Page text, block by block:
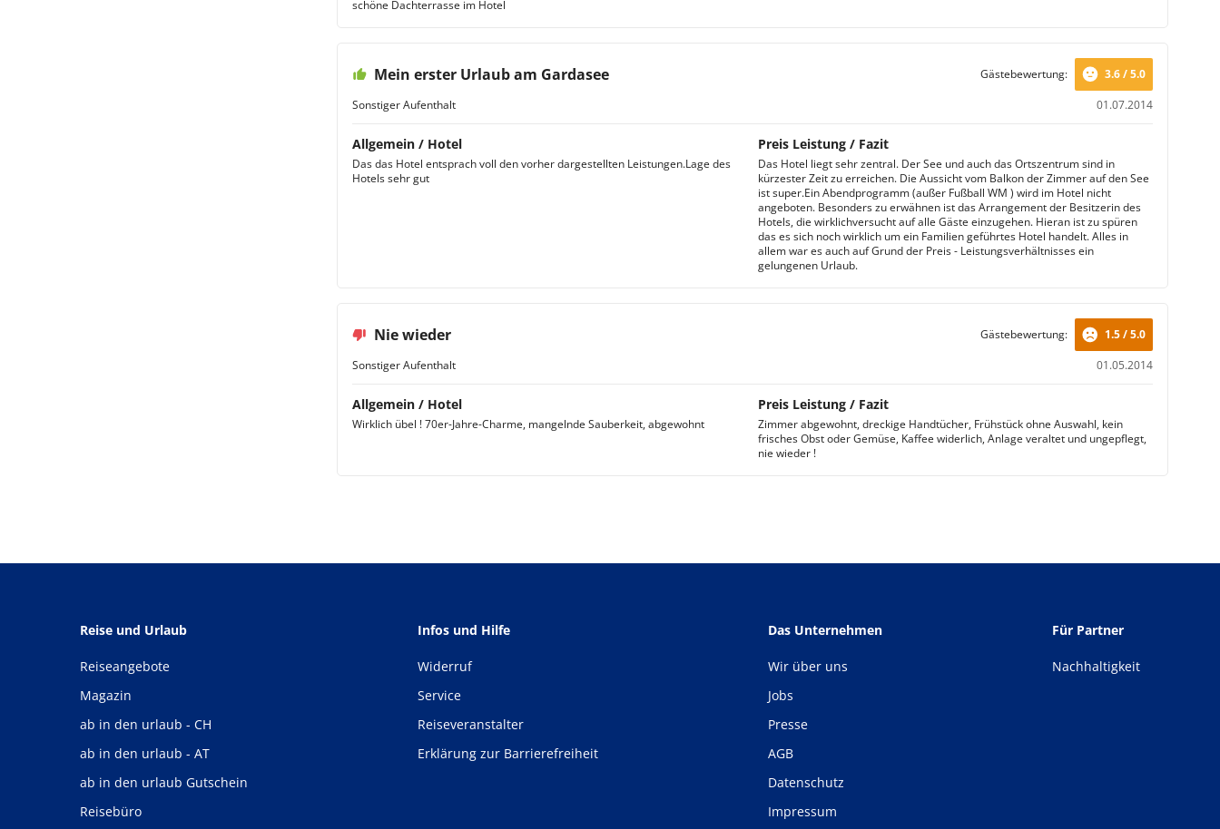
schöne Dachterrasse im Hotel
Mein erster Urlaub am Gardasee
Sonstiger Aufenthalt 01.07.2014
Gästebewertung: 3.6 / 5.0
Allgemein / Hotel
Das das Hotel entsprach voll den vorher dargestellten Leistungen.Lage des
Hotels sehr gut
Preis Leistung / Fazit
Das Hotel liegt sehr zentral. Der See und auch das Ortszentrum sind in
kürzester Zeit zu erreichen. Die Aussicht vom Balkon der Zimmer auf den See
ist super.Ein Abendprogramm (außer Fußball WM ) wird im Hotel nicht
angeboten. Besonders zu erwähnen ist das Arrangement der Besitzerin des
Hotels, die wirklichversucht auf alle Gäste einzugehen. Hieran ist zu spüren
das es sich noch wirklich um ein Familien geführtes Hotel handelt. Alles in
allem war es auch auf Grund der Preis - Leistungsverhältnisses ein
gelungenen Urlaub.
Nie wieder
Sonstiger Aufenthalt 01.05.2014
Gästebewertung: 1.5 / 5.0
Allgemein / Hotel
Wirklich übel ! 70er-Jahre-Charme, mangelnde Sauberkeit, abgewohnt
Preis Leistung / Fazit
Zimmer abgewohnt, dreckige Handtücher, Frühstück ohne Auswahl, kein
frisches Obst oder Gemüse, Kaffee widerlich, Anlage veraltet und ungepflegt,
nie wieder !
Reise und Urlaub
Reiseangebote
Magazin
ab in den urlaub - CH
ab in den urlaub - AT
ab in den urlaub Gutschein
Reisebüro
Infos und Hilfe
Widerruf
Service
Reiseveranstalter
Erklärung zur Barrierefreiheit
Das Unternehmen
Wir über uns
Jobs
Presse
AGB
Datenschutz
Impressum
Für Partner
Nachhaltigkeit